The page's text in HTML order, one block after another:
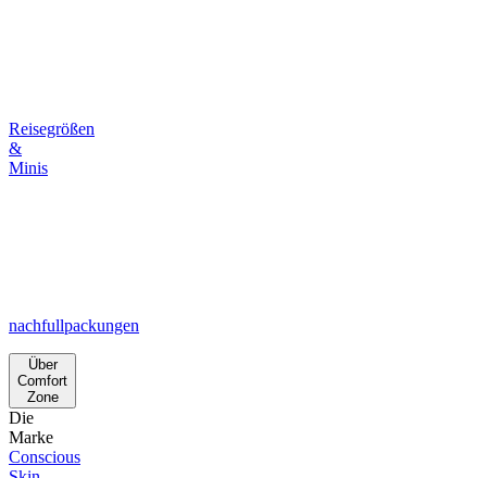
Reisegrößen
&
Minis
nachfullpackungen
Über
Comfort
Zone
Die
Marke
Conscious